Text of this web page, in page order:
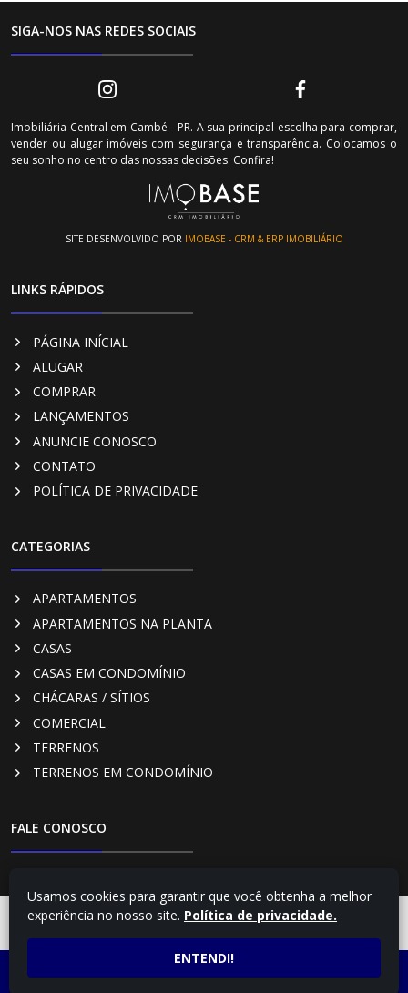
SIGA-NOS NAS REDES SOCIAIS
Imobiliária Central em Cambé - PR. A sua principal escolha para comprar,
vender ou alugar imóveis com segurança e transparência. Colocamos o
seu sonho no centro das nossas decisões. Confira!
SITE DESENVOLVIDO POR IMOBASE - CRM & ERP IMOBILIÁRIO
LINKS RÁPIDOS
PÁGINA INÍCIAL
ALUGAR
COMPRAR
LANÇAMENTOS
ANUNCIE CONOSCO
CONTATO
POLÍTICA DE PRIVACIDADE
CATEGORIAS
APARTAMENTOS
APARTAMENTOS NA PLANTA
CASAS
CASAS EM CONDOMÍNIO
CHÁCARAS / SÍTIOS
COMERCIAL
TERRENOS
TERRENOS EM CONDOMÍNIO
FALE CONOSCO
(43) 3254-4348
(43) 99169-3782 - Vendas
imobiliariacentral@uol.com.br
FALE COM UMCONSULTOR
ATENDIMENTO POR
Usamos cookies para garantir que você obtenha a melhor
experiência no nosso site. Política de privacidade.
ENTENDI!